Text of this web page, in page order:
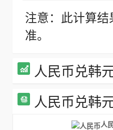
注意：此计算
准。
人民币兑韩
人民币兑韩
人